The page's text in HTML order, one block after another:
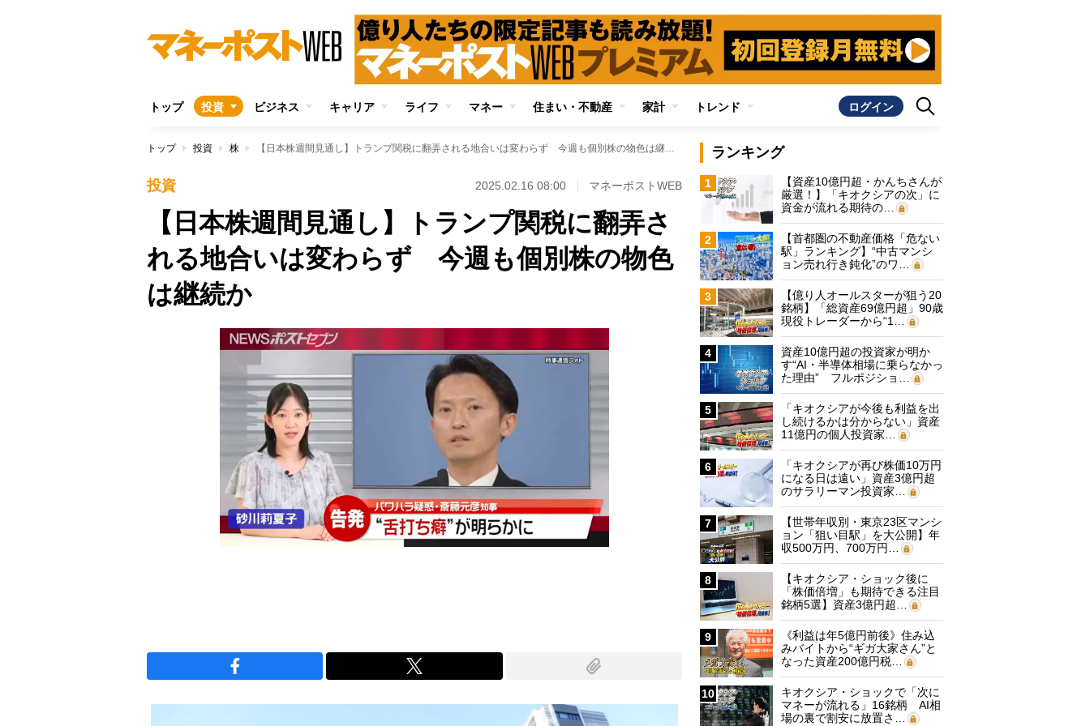
トップ 投資 ビジネス キャリア ライフ マネー 住まい・不動産 家計 トレンド ログイン
トップ 投資 株 【日本株週間見通し】トランプ関税に翻弄される地合いは変わらず 今週も個別株の物色は継続か
投資 2025.02.16 08:00 マネーポストWEB
【日本株週間見通し】トランプ関税に翻弄さ
れる地合いは変わらず 今週も個別株の物色
は継続か
ランキング
1
【資産10億円超・かんちさんが
厳選！】「キオクシアの次」に
資金が流れる期待の…
2
【首都圏の不動産価格「危ない
駅」ランキング】“中古マンシ
ョン売れ行き鈍化”のワ…
3
【億り人オールスターが狙う20
銘柄】「総資産69億円超」90歳
現役トレーダーから“1…
4
資産10億円超の投資家が明か
す“AI・半導体相場に乗らなかっ
た理由” フルポジショ…
5
「キオクシアが今後も利益を出
し続けるかは分からない」資産
11億円の個人投資家…
6
「キオクシアが再び株価10万円
になる日は遠い」資産3億円超
のサラリーマン投資家…
7
【世帯年収別・東京23区マンシ
ョン「狙い目駅」を大公開】年
収500万円、700万円…
8
【キオクシア・ショック後に
「株価倍増」も期待できる注目
銘柄5選】資産3億円超…
9
《利益は年5億円前後》住み込
みバイトから“ギガ大家さん”と
なった資産200億円税…
10
キオクシア・ショックで「次に
マネーが流れる」16銘柄 AI相
場の裏で割安に放置さ…